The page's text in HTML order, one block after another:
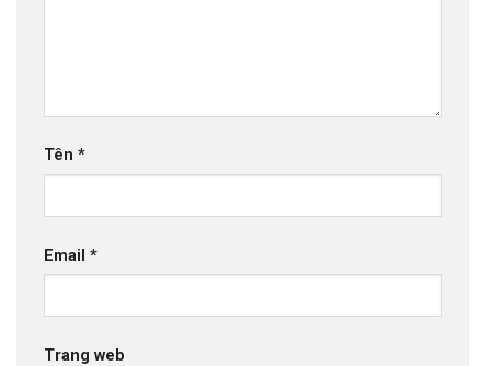
Tên *
Email *
Trang web